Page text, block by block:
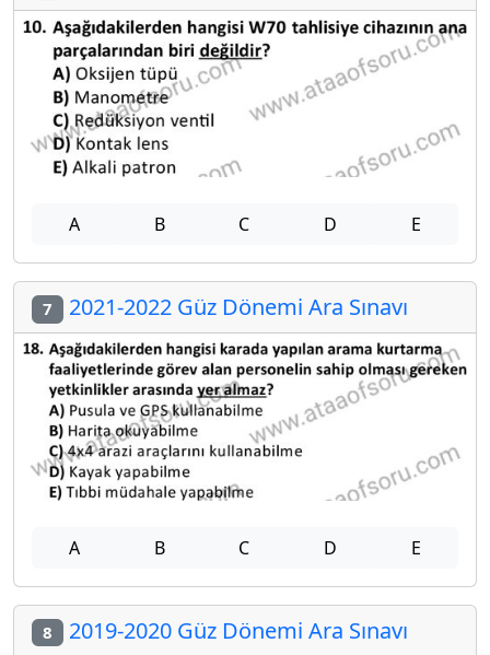
A B C D E
7 2021-2022 Güz Dönemi Ara Sınavı
A B C D E
8 2019-2020 Güz Dönemi Ara Sınavı